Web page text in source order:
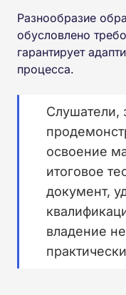
Разнообразие
обусловлено
гарантирует
процесса.
Слушатели,
освоение
итоговое
документ,
владение